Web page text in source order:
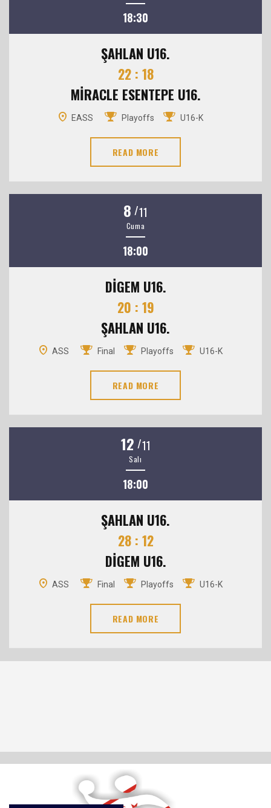
18:30
ŞAHLAN U16.
22 : 18
MİRACLE ESENTEPE U16.
EASS Playoffs U16-K
READ MORE
8 /11
Cuma
18:00
DİGEM U16.
20 : 19
ŞAHLAN U16.
ASS Final Playoffs U16-K
READ MORE
12 /11
Salı
18:00
ŞAHLAN U16.
28 : 12
DİGEM U16.
ASS Final Playoffs U16-K
READ MORE